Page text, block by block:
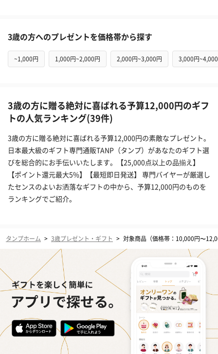
3歳の方へのプレゼントを価格帯から探す
~1,000円 1,000円~2,000円 2,000円~3,000円 3,000円
3歳の方に贈る絶対に喜ばれる予算12,000円のギフ
トの人気ランキング(39件)
3歳の方に贈る絶対に喜ばれる予算12,000円の素敵なプレゼント。
日本最大級のギフト専門通販TANP（タンプ）があなたのギフト選
びを総合的にお手伝いいたします。【25,000点以上の品揃え】
【ポイント還元最大5%】【最短即日発送】 専門バイヤーが厳選し
たセンスのよいお洒落なギフトの中から、予算12,000円のものを
ランキングでご紹介。
タンプホーム > 3歳プレゼント・ギフト > 対象商品（価格帯：10,000円〜